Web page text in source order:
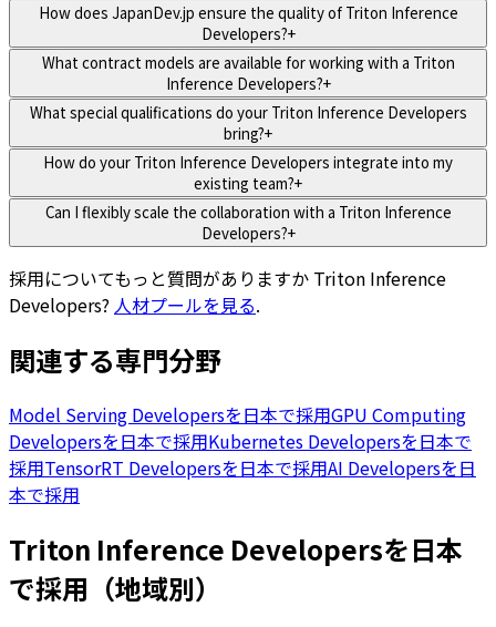
How does JapanDev.jp ensure the quality of Triton Inference
Developers?+
What contract models are available for working with a Triton
Inference Developers?+
What special qualifications do your Triton Inference Developers
bring?+
How do your Triton Inference Developers integrate into my
existing team?+
Can I flexibly scale the collaboration with a Triton Inference
Developers?+
採用についてもっと質問がありますか Triton Inference
Developers? 人材プールを見る.
関連する専門分野
Model Serving Developersを日本で採用GPU Computing
Developersを日本で採用Kubernetes Developersを日本で
採用TensorRT Developersを日本で採用AI Developersを日
本で採用
Triton Inference Developersを日本
で採用（地域別）